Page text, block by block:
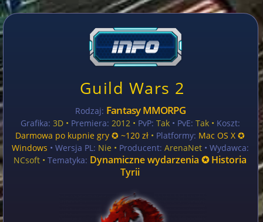
Guild Wars 2
Rodzaj: Fantasy MMORPG
Grafika: 3D • Premiera: 2012 • PvP: Tak• PvE: Tak • Koszt:
Darmowa po kupnie gry ✪ ~120 zł • Platformy: Mac OS X ✪
Windows • Wersja PL: Nie • Producent: ArenaNet• Wydawca:
NCsoft •Tematyka: Dynamiczne wydarzenia ✪ Historia
Tyrii